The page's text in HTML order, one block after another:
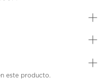
este producto.